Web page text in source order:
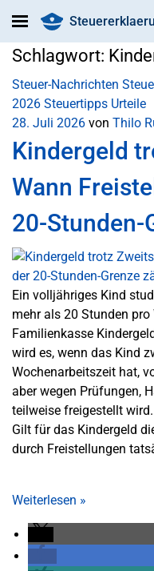
Schlagwort:
Steuer-Nachrichten
2026 Steuertipps Urteile
28. Juli 2026 von Thilo
Kindergeld
Wann
20-Stunden-
Ein volljähriges Kind
mehr als 20 Stunden
Familienkasse
wird es, wenn das Kind
Wochenarbeitszeit hat,
aber wegen Prüfungen,
teilweise freigestellt
Gilt für das Kindergeld
durch Freistellungen
Weiterlesen »